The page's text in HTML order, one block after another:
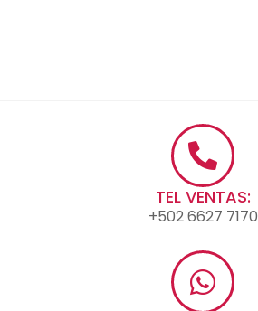
TEL VENTAS:
+502 6627 7170